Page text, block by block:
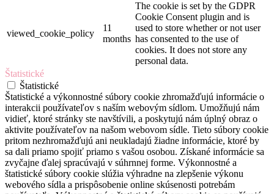
viewed_cookie_policy
11
months
The cookie is set by the GDPR
Cookie Consent plugin and is
used to store whether or not user
has consented to the use of
cookies. It does not store any
personal data.
Štatistické
Štatistické
Štatistické a výkonnostné súbory cookie zhromažďujú informácie o
interakcii používateľov s naším webovým sídlom. Umožňujú nám
vidieť, ktoré stránky ste navštívili, a poskytujú nám úplný obraz o
aktivite používateľov na našom webovom sídle. Tieto súbory cookie
pritom nezhromažďujú ani neukladajú žiadne informácie, ktoré by
sa dali priamo spojiť priamo s vašou osobou. Získané informácie sa
zvyčajne ďalej spracúvajú v súhrnnej forme. Výkonnostné a
štatistické súbory cookie slúžia výhradne na zlepšenie výkonu
webového sídla a prispôsobenie online skúsenosti potrebám